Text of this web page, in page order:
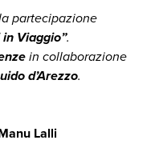
partecipazione
Viaggio”.
in collaborazione
d’Arezzo.
Lalli